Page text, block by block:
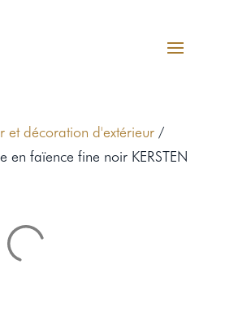
et décoration d'extérieur/
en faïence fine noir KERSTEN